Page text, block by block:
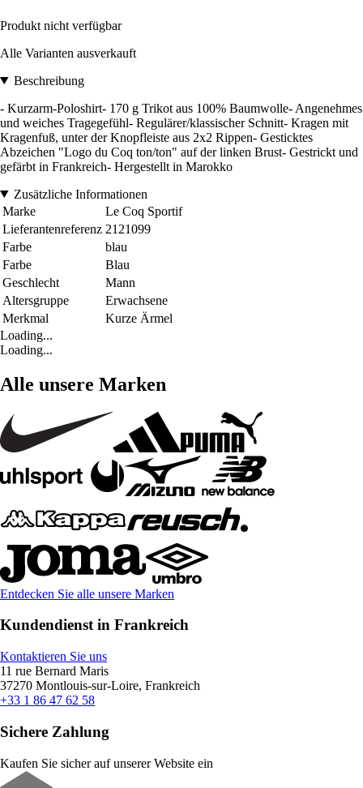
Produkt nicht verfügbar
Alle Varianten ausverkauft
Beschreibung
- Kurzarm-Poloshirt- 170 g Trikot aus 100% Baumwolle- Angenehmes
und weiches Tragegefühl- Regulärer/klassischer Schnitt- Kragen mit
Kragenfuß, unter der Knopfleiste aus 2x2 Rippen- Gesticktes
Abzeichen "Logo du Coq ton/ton" auf der linken Brust- Gestrickt und
gefärbt in Frankreich- Hergestellt in Marokko
Zusätzliche Informationen
Marke
Le Coq Sportif
Lieferantenreferenz 2121099
Farbe
blau
Farbe
Blau
Geschlecht
Mann
Altersgruppe
Erwachsene
Merkmal
Kurze Ärmel
Loading...
Loading...
Alle unsere Marken
Entdecken Sie alle unsere Marken
Kundendienst in Frankreich
Kontaktieren Sie uns
11 rue Bernard Maris
37270 Montlouis-sur-Loire, Frankreich
+33 1 86 47 62 58
Sichere Zahlung
Kaufen Sie sicher auf unserer Website ein